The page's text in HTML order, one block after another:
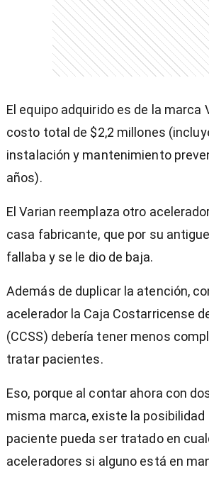
El equipo adquirido es de la marca
costo total de $2,2 millones
instalación y mantenimiento
años).
El Varian reemplaza otro
casa fabricante, que por su
fallaba y se le dio de baja.
Además de duplicar la atención,
acelerador la Caja Costarricense
(CCSS) debería tener menos
tratar pacientes.
Eso, porque al contar ahora con
misma marca, existe la posibilidad
paciente pueda ser tratado en
aceleradores si alguno está en